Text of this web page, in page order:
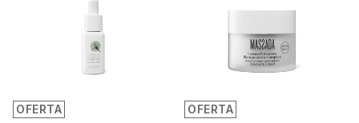
OFERTA OFERTA